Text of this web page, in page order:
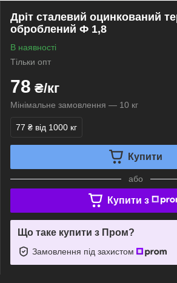
Дріт сталевий оцинкований
оброблений Ф 1,8
В наявності
Тільки опт
78 ₴/кг
Мінімальне замовлення — 10 кг
77 ₴ від 1000 кг
Купити
або
Купити з
Що таке купити з Пром?
Замовлення під захистом